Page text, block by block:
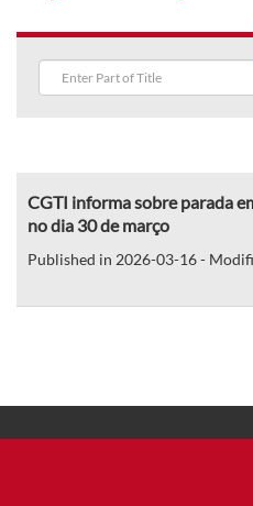
CGTI informa sobre parada
no dia 30 de março
Published in 2026-03-16 -